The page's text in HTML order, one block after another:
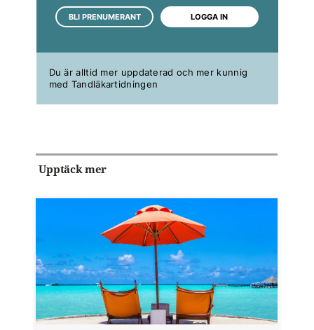
BLI PRENUMERANT LOGGA IN
Du är alltid mer uppdaterad och mer kunnig
med Tandläkartidningen
Upptäck mer